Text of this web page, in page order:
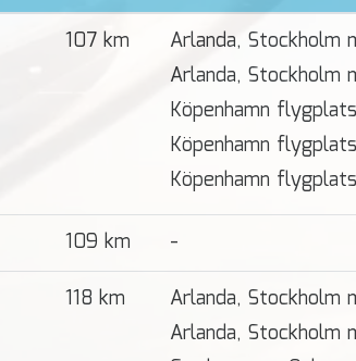
107 km
Arlanda, Stockholm
Arlanda, Stockholm
Köpenhamn
Köpenhamn
Köpenhamn
109 km
-
118 km
Arlanda, Stockholm
Arlanda, Stockholm